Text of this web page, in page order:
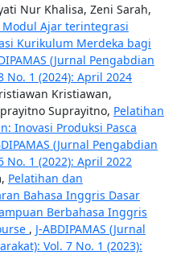
Nur Khalisa, Zeni Sarah,
Ajar terintegrasi
Kurikulum Merdeka bagi
(Jurnal Pengabdian
No. 1 (2024): April 2024
Kristiawan,
Suprayitno, Pelatihan
Inovasi Produksi Pasca
(Jurnal Pengabdian
No. 1 (2022): April 2022
Pelatihan dan
Bahasa Inggris Dasar
Berbahasa Inggris
, J-ABDIPAMAS (Jurnal
Vol. 7 No. 1 (2023):